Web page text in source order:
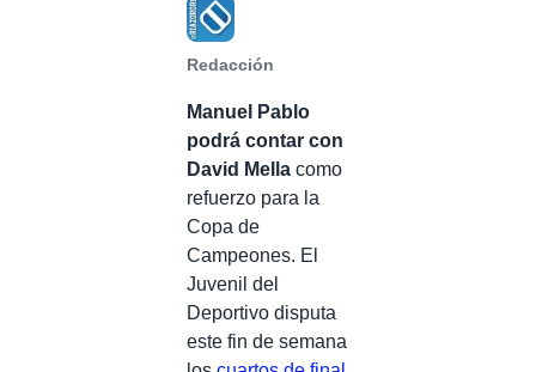
Redacción
Manuel Pablo
podrá contar con
David Mella como
refuerzo para la
Copa de
Campeones. El
Juvenil del
Deportivo disputa
este fin de semana